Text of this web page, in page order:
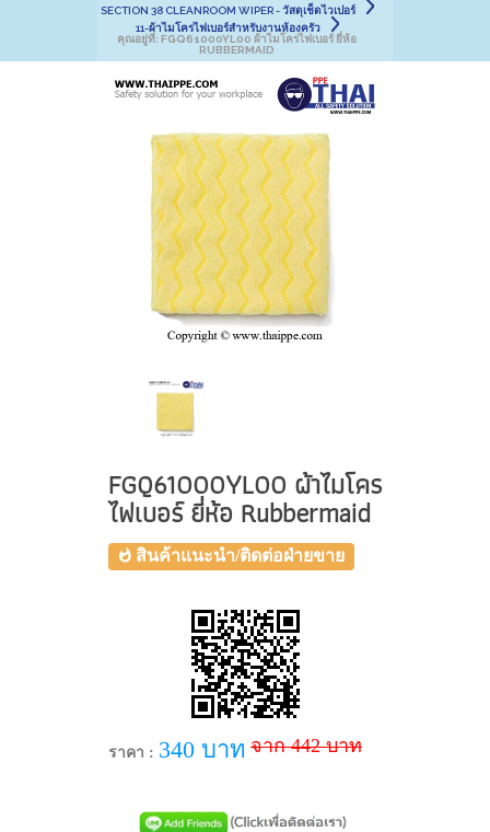
SECTION 38 CLEANROOM WIPER - วัสดุเช็ดไวเปอร์
11-ผ้าไมโครไฟเบอร์สำหรับงานห้องครัว
คุณอยู่ที่: FGQ61000YL00 ผ้าไมโครไฟเบอร์ ยี่ห้อ
RUBBERMAID
FGQ61000YL00 ผ้าไมโคร
ไฟเบอร์ ยี่ห้อ Rubbermaid
สินค้าแนะนำ/ติดต่อฝ่ายขาย
ราคา : 340 บาท จาก 442 บาท